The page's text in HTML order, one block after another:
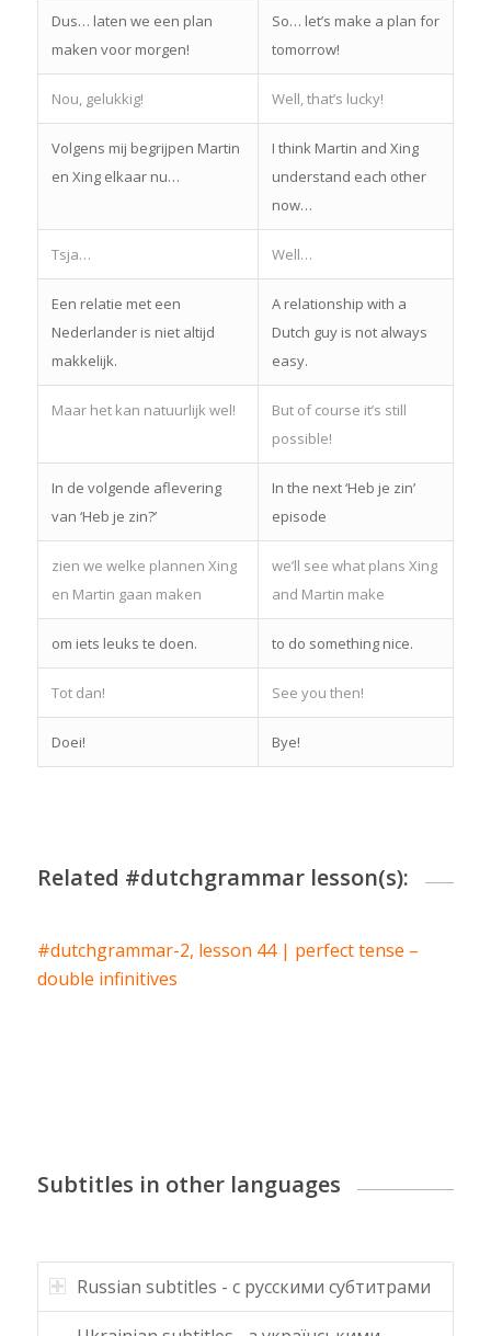
Dus… laten we een plan
maken voor morgen!
So… let’s make a plan for
tomorrow!
Nou, gelukkig! Well, that’s lucky!
Volgens mij begrijpen Martin
en Xing elkaar nu…
I think Martin and Xing
understand each other
now…
Tsja… Well…
Een relatie met een
Nederlander is niet altijd
makkelijk.
A relationship with a
Dutch guy is not always
easy.
Maar het kan natuurlijk wel!
But of course it’s still
possible!
In de volgende aflevering
van ‘Heb je zin?’
In the next ‘Heb je zin’
episode
zien we welke plannen Xing
en Martin gaan maken
we’ll see what plans Xing
and Martin make
om iets leuks te doen. to do something nice.
Tot dan! See you then!
Doei! Bye!
Related #dutchgrammar lesson(s):
#dutchgrammar-2, lesson 44 | perfect tense –
double infinitives
Subtitles in other languages
Russian subtitles - с русскими субтитрами